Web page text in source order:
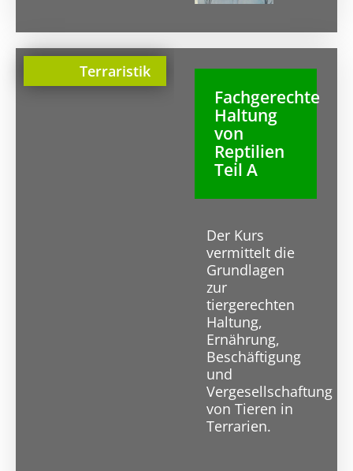
Terraristik
Fachgerechte
Haltung
von
Reptilien
Teil A
Der Kurs
vermittelt die
Grundlagen
zur
tiergerechten
Haltung,
Ernährung,
Beschäftigung
und
Vergesellschaftung
von Tieren in
Terrarien.